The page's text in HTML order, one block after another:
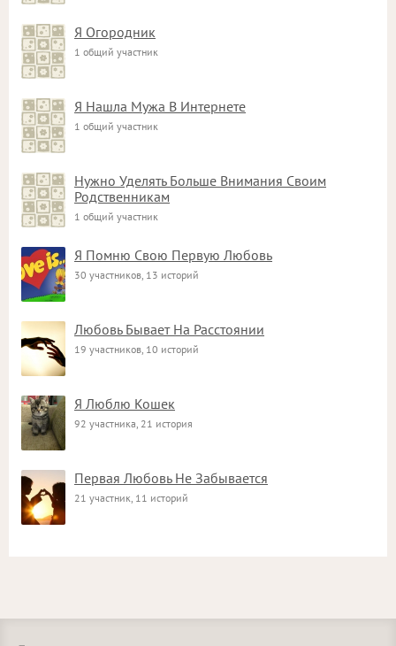
Я Огородник
1 общий участник
Я Нашла Мужа В Интернете
1 общий участник
Нужно Уделять Больше Внимания Своим
Родственникам
1 общий участник
Я Помню Свою Первую Любовь
30 участников, 13 историй
Любовь Бывает На Расстоянии
19 участников, 10 историй
Я Люблю Кошек
92 участника, 21 история
Первая Любовь Не Забывается
21 участник, 11 историй